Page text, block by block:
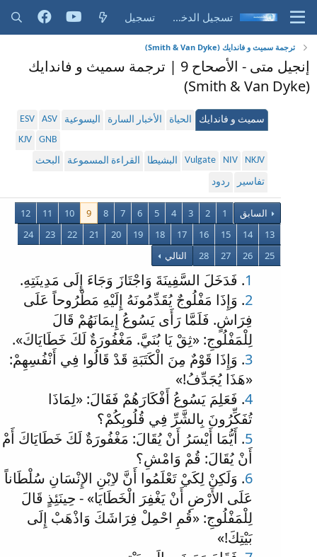
تسجيل الدخول تسجيل
ترجمة سميث و فاندايك (Smith & Van Dyke)
إنجيل متى - الأصحاح 9 | ترجمة سميث و فاندايك
(Smith & Van Dyke)
سميث و فاندايك الحياة الأخبار السارة اليسوعية ASV
ESV
GNB
KJV
NKJV
NIV
Vulgate البشيطا القراءة المسموعة
البحث
تفاسير
ردود
السابق 1
2
3
4
5
6
7
8
9
10
11
12
13
14
15
16
17
18
19
20
21
22
23
24
25
26
27
28 التالي
1. فَدَخَلَ السَّفِينَةَ وَاجْتَازَ وَجَاءَ إِلَى مَدِينَتِهِ.
2. وَإِذَا مَفْلُوجٌ يُقَدِّمُونَهُ إِلَيْهِ مَطْرُوحاً عَلَى
فِرَاشٍ. فَلَمَّا رَأَى يَسُوعُ إِيمَانَهُمْ قَالَ
لِلْمَفْلُوجِ: «ثِقْ يَا بُنَيَّ. مَغْفُورَةٌ لَكَ خَطَايَاكَ».
3. وَإِذَا قَوْمٌ مِنَ الْكَتَبَةِ قَدْ قَالُوا فِي أَنْفُسِهِمْ:
«هَذَا يُجَدِّفُ!»
4. فَعَلِمَ يَسُوعُ أَفْكَارَهُمْ فَقَالَ: «لِمَاذَا
تُفَكِّرُونَ بِالشَّرِّ فِي قُلُوبِكُمْ؟
5. أَيُّمَا أَيْسَرُ أَنْ يُقَالَ: مَغْفُورَةٌ لَكَ خَطَايَاكَ أَمْ
أَنْ يُقَالَ: قُمْ وَامْشِ؟
6. وَلَكِنْ لِكَيْ تَعْلَمُوا أَنَّ لاِبْنِ الإِنْسَانِ سُلْطَاناً
عَلَى الأَرْضِ أَنْ يَغْفِرَ الْخَطَايَا» - حِينَئِذٍ قَالَ
لِلْمَفْلُوجِ: «قُمِ احْمِلْ فِرَاشَكَ وَاذْهَبْ إِلَى
بَيْتِكَ!»